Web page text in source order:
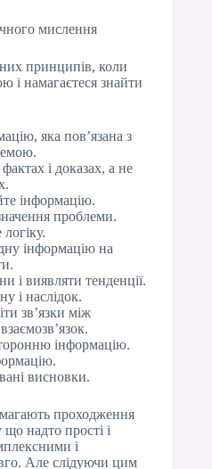
мислення
принципів, коли
і намагаєтеся знайти
яка пов’язана з
і доказах, а не
інформацію.
проблеми.
інформацію на
і виявляти тенденції.
і наслідок.
зв’язки між
інформацію.
висновки.
проходження
надто прості і
і
Але слідуючи цим